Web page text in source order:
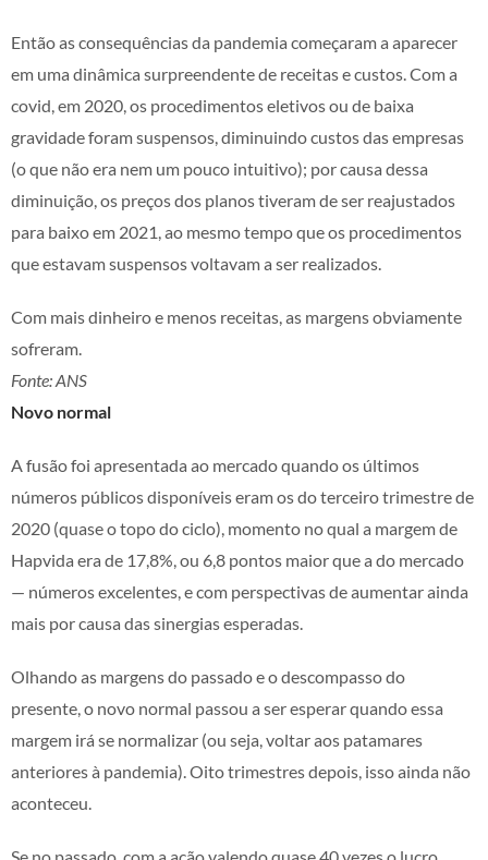
Então as consequências da pandemia começaram a aparecer
em uma dinâmica surpreendente de receitas e custos. Com a
covid, em 2020, os procedimentos eletivos ou de baixa
gravidade foram suspensos, diminuindo custos das empresas
(o que não era nem um pouco intuitivo); por causa dessa
diminuição, os preços dos planos tiveram de ser reajustados
para baixo em 2021, ao mesmo tempo que os procedimentos
que estavam suspensos voltavam a ser realizados.
Com mais dinheiro e menos receitas, as margens obviamente
sofreram.
Fonte: ANS
Novo normal
A fusão foi apresentada ao mercado quando os últimos
números públicos disponíveis eram os do terceiro trimestre de
2020 (quase o topo do ciclo), momento no qual a margem de
Hapvida era de 17,8%, ou 6,8 pontos maior que a do mercado
— números excelentes, e com perspectivas de aumentar ainda
mais por causa das sinergias esperadas.
Olhando as margens do passado e o descompasso do
presente, o novo normal passou a ser esperar quando essa
margem irá se normalizar (ou seja, voltar aos patamares
anteriores à pandemia). Oito trimestres depois, isso ainda não
aconteceu.